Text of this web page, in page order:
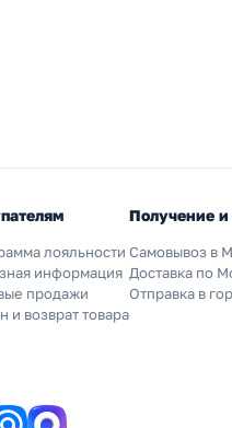
лояльности
информация
продажи
и возврат товара
Получение и
Самовывоз в
Доставка по
Отправка в